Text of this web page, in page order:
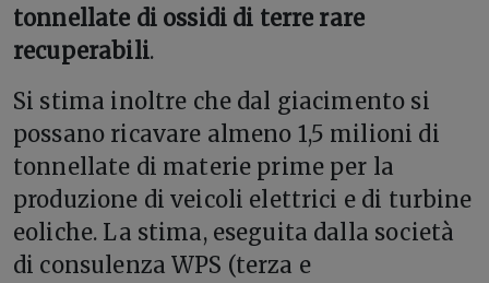
tonnellate di ossidi di terre rare
recuperabili.
Si stima inoltre che dal giacimento si
possano ricavare almeno 1,5 milioni di
tonnellate di materie prime per la
produzione di veicoli elettrici e di turbine
eoliche. La stima, eseguita dalla società
di consulenza WPS (terza e